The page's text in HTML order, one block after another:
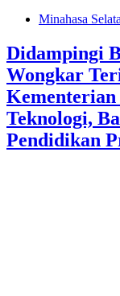
Minahasa
Didampingi
Wongkar
Kementerian
Teknologi,
Pendidikan